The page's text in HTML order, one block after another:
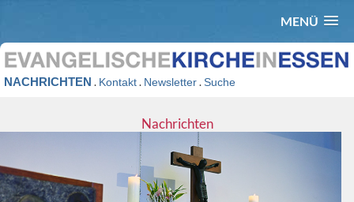
MENÜ
NACHRICHTEN . Kontakt. Newsletter.Suche
Nachrichten